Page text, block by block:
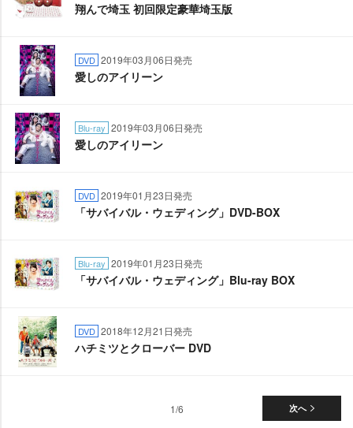
翔んで埼玉 初回限定豪華埼玉版
DVD 2019年03月06日発売
愛しのアイリーン
Blu-ray 2019年03月06日発売
愛しのアイリーン
DVD 2019年01月23日発売
「サバイバル・ウェディング」DVD-BOX
Blu-ray 2019年01月23日発売
「サバイバル・ウェディング」Blu-ray BOX
DVD 2018年12月21日発売
ハチミツとクローバー DVD
次へ
1/6